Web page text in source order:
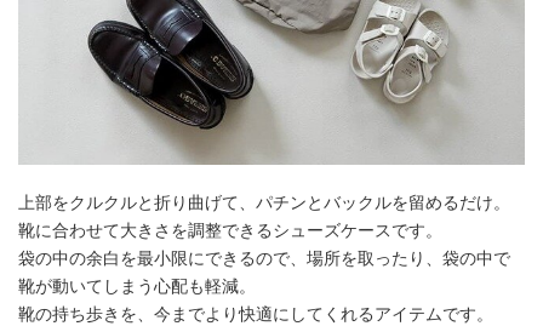
上部をクルクルと折り曲げて、パチンとバックルを留めるだけ。
靴に合わせて大きさを調整できるシューズケースです。
袋の中の余白を最小限にできるので、場所を取ったり、袋の中で
靴が動いてしまう心配も軽減。
靴の持ち歩きを、今までより快適にしてくれるアイテムです。